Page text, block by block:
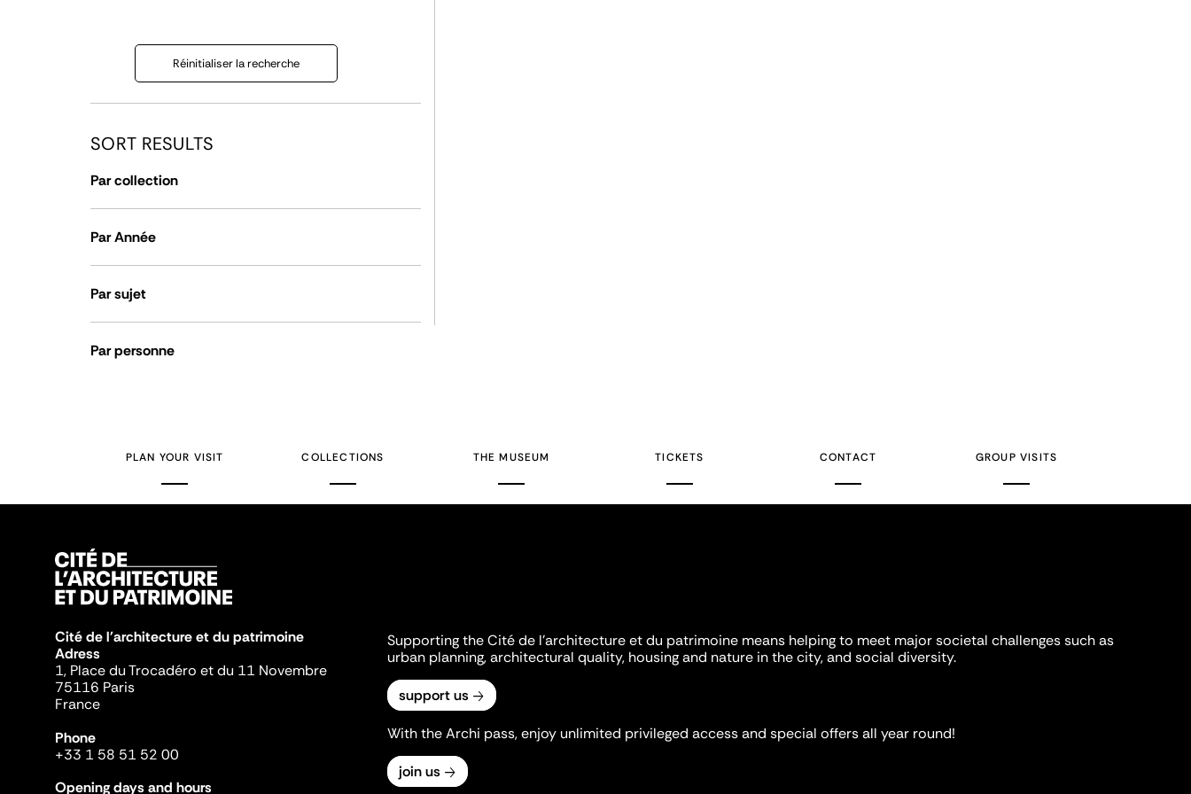
Réinitialiser la recherche
SORT RESULTS
Par collection
Par Année
Par sujet
Par personne
PLAN YOUR VISIT COLLECTIONS THE MUSEUM TICKETS CONTACT GROUP VISITS
Cité de l'architecture et du patrimoine
Adress
1, Place du Trocadéro et du 11 Novembre
75116 Paris
France
Phone
+33 1 58 51 52 00
Opening days and hours
Supporting the Cité de l'architecture et du patrimoine means helping to meet major societal challenges such as
urban planning, architectural quality, housing and nature in the city, and social diversity.
support us
With the Archi pass, enjoy unlimited privileged access and special offers all year round!
join us